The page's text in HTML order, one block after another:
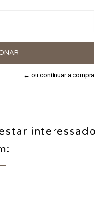
← ou continuar a compra
interessado